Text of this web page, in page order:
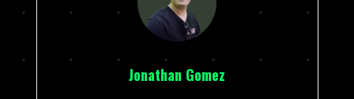
Jonathan Gomez